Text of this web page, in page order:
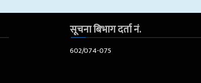
सूचना बिभाग दर्ता नं.
602/074-075